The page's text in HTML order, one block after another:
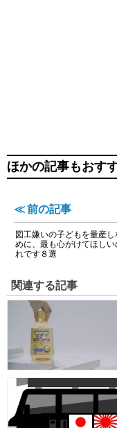
ほかの記事もおす
≪ 前の記事
図工嫌いの子どもを量産し
めに、最も心がけてほしい
れです８選
関連する記事